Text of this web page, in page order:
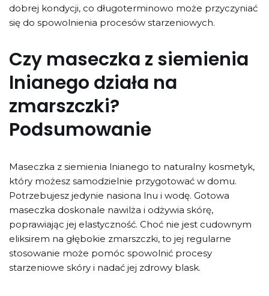
dobrej kondycji, co długoterminowo może przyczyniać
się do spowolnienia procesów starzeniowych.
Czy maseczka z siemienia
lnianego działa na
zmarszczki?
Podsumowanie
Maseczka z siemienia lnianego to naturalny kosmetyk,
który możesz samodzielnie przygotować w domu.
Potrzebujesz jedynie nasiona lnu i wodę. Gotowa
maseczka doskonale nawilża i odżywia skórę,
poprawiając jej elastyczność. Choć nie jest cudownym
eliksirem na głębokie zmarszczki, to jej regularne
stosowanie może pomóc spowolnić procesy
starzeniowe skóry i nadać jej zdrowy blask.